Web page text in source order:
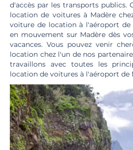
d'accès par les transports publics.
location de voitures à Madère
voiture de location à l'aéroport de
en mouvement sur Madère dès
vacances. Vous pouvez venir
location chez l'un de nos
travaillons avec toutes les
location de voitures à l'aéroport de